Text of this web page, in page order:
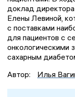
доклад
Елены Левиной,
с поставками
для пациентов с
онкологическими
сахарным
Автор:
Илья